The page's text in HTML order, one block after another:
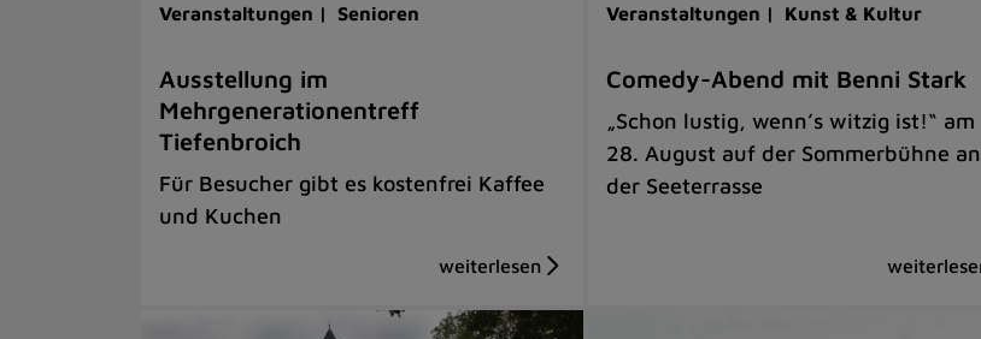
Veranstaltungen | Senioren
Ausstellung im
Mehrgenerationentreff
Tiefenbroich
Für Besucher gibt es kostenfrei Kaffee
und Kuchen
Veranstaltungen | Kunst & Kultur
Comedy-Abend mit Benni Stark
„Schon lustig, wenn’s witzig ist!“ am
28. August auf der Sommerbühne an
der Seeterrasse